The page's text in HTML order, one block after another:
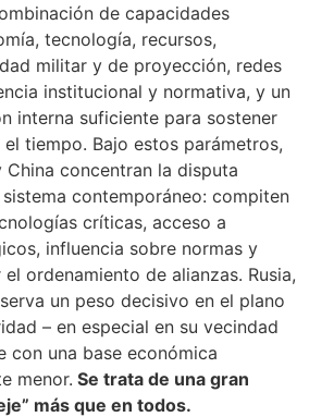
de capacidades
tecnología, recursos,
militar y de proyección, redes
institucional y normativa, y un
interna suficiente para sostener
tiempo. Bajo estos parámetros,
China concentran la disputa
contemporáneo: compiten
críticas, acceso a
influencia sobre normas y
ordenamiento de alianzas. Rusia,
un peso decisivo en el plano
– en especial en su vecindad
con una base económica
menor. Se trata de una gran
más que en todos.